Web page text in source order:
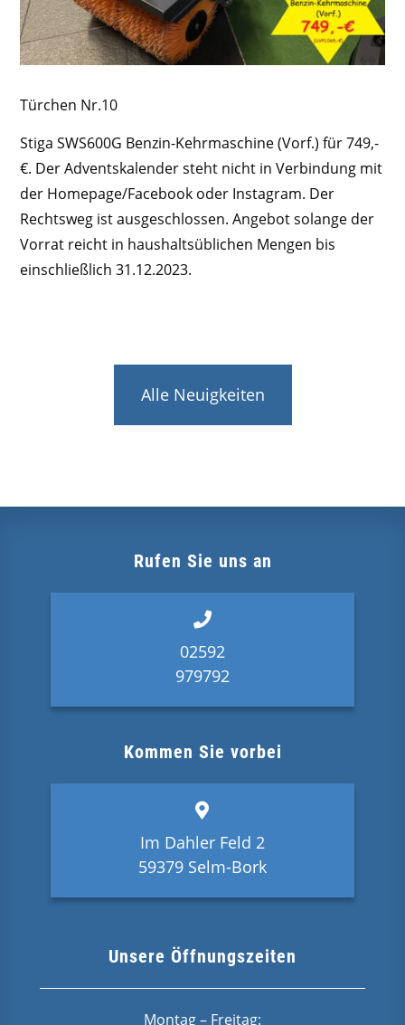
Türchen Nr.10
Stiga SWS600G Benzin-Kehrmaschine (Vorf.) für 749,-
€. Der Adventskalender steht nicht in Verbindung mit
der Homepage/Facebook oder Instagram. Der
Rechtsweg ist ausgeschlossen. Angebot solange der
Vorrat reicht in haushaltsüblichen Mengen bis
einschließlich 31.12.2023.
Alle Neuigkeiten
Rufen Sie uns an
02592
979792
Kommen Sie vorbei
Im Dahler Feld 2
59379 Selm-Bork
Unsere Öffnungszeiten
Montag – Freitag: